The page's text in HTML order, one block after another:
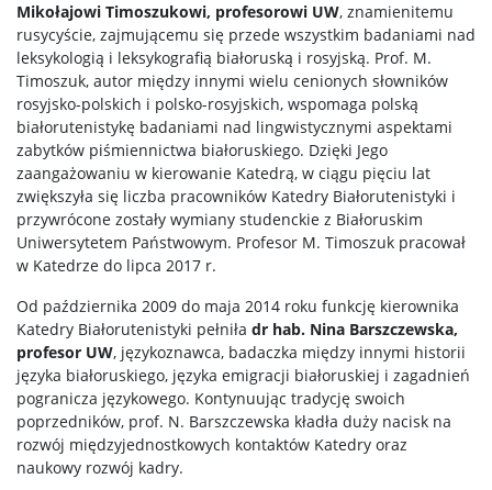
Mikołajowi Timoszukowi, profesorowi UW, znamienitemu
rusycyście, zajmującemu się przede wszystkim badaniami nad
leksykologią i leksykografią białoruską i rosyjską. Prof. M.
Timoszuk, autor między innymi wielu cenionych słowników
rosyjsko-polskich i polsko-rosyjskich, wspomaga polską
białorutenistykę badaniami nad lingwistycznymi aspektami
zabytków piśmiennictwa białoruskiego. Dzięki Jego
zaangażowaniu w kierowanie Katedrą, w ciągu pięciu lat
zwiększyła się liczba pracowników Katedry Białorutenistyki i
przywrócone zostały wymiany studenckie z Białoruskim
Uniwersytetem Państwowym. Profesor M. Timoszuk pracował
w Katedrze do lipca 2017 r.
Od października 2009 do maja 2014 roku funkcję kierownika
Katedry Białorutenistyki pełniła dr hab. Nina Barszczewska,
profesor UW, językoznawca, badaczka między innymi historii
języka białoruskiego, języka emigracji białoruskiej i zagadnień
pogranicza językowego. Kontynuując tradycję swoich
poprzedników, prof. N. Barszczewska kładła duży nacisk na
rozwój międzyjednostkowych kontaktów Katedry oraz
naukowy rozwój kadry.